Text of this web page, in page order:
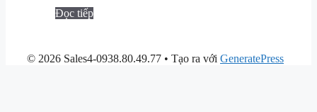
Đọc tiếp
© 2026 Sales4-0938.80.49.77 • Tạo ra với GeneratePress